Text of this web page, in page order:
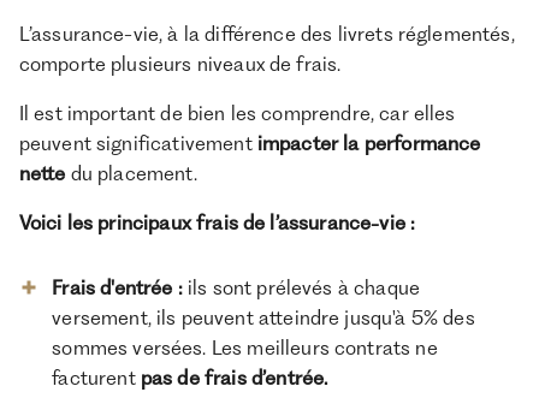
L’assurance-vie, à la différence des livrets réglementés,
comporte plusieurs niveaux de frais.
Il est important de bien les comprendre, car elles
peuvent significativement impacter la performance
nette du placement.
Voici les principaux frais de l’assurance-vie :
Frais d'entrée :ils sont prélevés à chaque
versement, ils peuvent atteindre jusqu'à 5% des
sommes versées. Les meilleurs contrats ne
facturent pas de frais d’entrée.